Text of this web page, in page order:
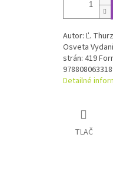
Autor: Ľ.
Osveta
strán: 419
Detailné
TLAČ